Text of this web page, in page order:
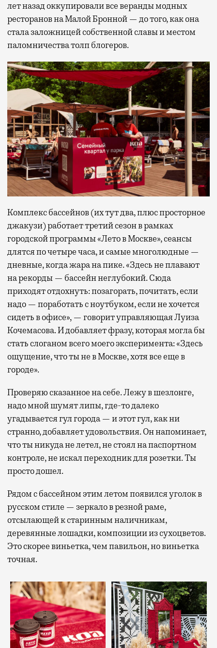
лет назад оккупировали все веранды модных
ресторанов на Малой Бронной — до того, как она
стала заложницей собственной славы и местом
паломничества толп блогеров.
Комплекс бассейнов (их тут два, плюс просторное
джакузи) работает третий сезон в рамках
городской программы «Лето в Москве», сеансы
длятся по четыре часа, и самые многолюдные —
дневные, когда жара на пике. «Здесь не плавают
на рекорды — бассейн неглубокий. Сюда
приходят отдохнуть: позагорать, почитать, если
надо — поработать с ноутбуком, если не хочется
сидеть в офисе», — говорит управляющая Луиза
Кочемасова. И добавляет фразу, которая могла бы
стать слоганом всего моего эксперимента: «Здесь
ощущение, что ты не в Москве, хотя все еще в
городе».
Проверяю сказанное на себе. Лежу в шезлонге,
надо мной шумят липы, где-то далеко
угадывается гул города — и этот гул, как ни
странно, добавляет удовольствия. Он напоминает,
что ты никуда не летел, не стоял на паспортном
контроле, не искал переходник для розетки. Ты
просто дошел.
Рядом с бассейном этим летом появился уголок в
русском стиле — зеркало в резной раме,
отсылающей к старинным наличникам,
деревянные лошадки, композиции из сухоцветов.
Это скорее виньетка, чем павильон, но виньетка
точная.